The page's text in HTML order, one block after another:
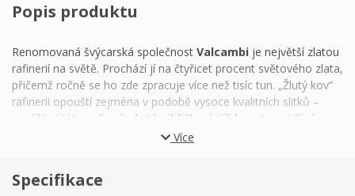
Popis produktu
Renomovaná švýcarská společnost Valcambi je největší zlatou
rafinerií na světě. Prochází jí na čtyřicet procent světového zlata,
přičemž ročně se ho zde zpracuje více než tisíc tun. „Žlutý kov“
rafinerii opouští zejména v podobě vysoce kvalitních slitků –
například této
ražené zlaté cihličky, jejíž hmotnost činí
než šest desítek let a její historie je úzce spjata s globální
Více
Specifikace